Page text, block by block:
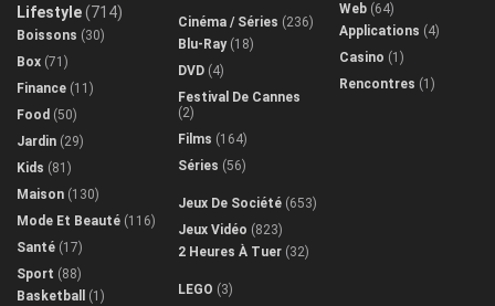
Lifestyle(714)
Boissons (30)
Box (71)
Finance (11)
Food (50)
Jardin (29)
Kids (81)
Maison (130)
Mode Et Beauté (116)
Santé (17)
Sport (88)
Basketball
(1)
Cinéma / Séries (236)
Blu-Ray(18)
DVD (4)
Festival De Cannes
(2)
Films (164)
Séries (56)
Jeux De Société (653)
Jeux Vidéo (823)
2 Heures À Tuer (32)
LEGO (3)
Web (64)
Applications (4)
Casino (1)
Rencontres (1)